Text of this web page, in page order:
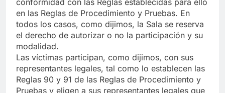
conformidad con las Reglas establecidas para ello
en las Reglas de Procedimiento y Pruebas. En
todos los casos, como dijimos, la Sala se reserva
el derecho de autorizar o no la participación y su
modalidad.
Las víctimas participan, como dijimos, con sus
representantes legales, tal como lo establecen las
Reglas 90 y 91 de las Reglas de Procedimiento y
Pruebas y eligen a sus representantes legales que